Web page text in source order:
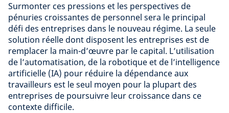
Surmonter ces pressions et les perspectives de
pénuries croissantes de personnel sera le principal
défi des entreprises dans le nouveau régime. La seule
solution réelle dont disposent les entreprises est de
remplacer la main-d’œuvre par le capital. L’utilisation
de l’automatisation, de la robotique et de l’intelligence
artificielle (IA) pour réduire la dépendance aux
travailleurs est le seul moyen pour la plupart des
entreprises de poursuivre leur croissance dans ce
contexte difficile.